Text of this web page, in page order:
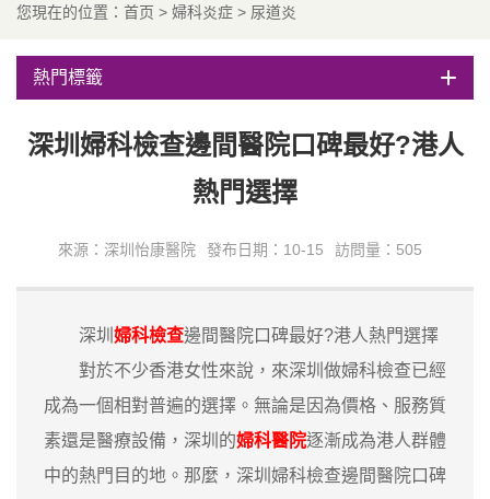
您現在的位置： 首页 > 婦科炎症 > 尿道炎
熱門標籤
深圳婦科檢查邊間醫院口碑最好?港人
熱門選擇
來源：深圳怡康醫院 發布日期：10-15 訪問量：505
深圳 婦科檢查邊間醫院口碑最好?港人熱門選擇
對於不少香港女性來說，來深圳做婦科檢查已經
成為一個相對普遍的選擇。無論是因為價格、服務質
素還是醫療設備，深圳的婦科醫院逐漸成為港人群體
中的熱門目的地。那麼，深圳婦科檢查邊間醫院口碑